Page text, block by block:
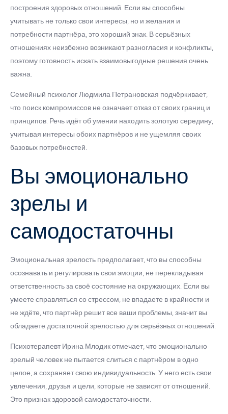
построения здоровых отношений. Если вы способны
учитывать не только свои интересы, но и желания и
потребности партнёра, это хороший знак. В серьёзных
отношениях неизбежно возникают разногласия и конфликты,
поэтому готовность искать взаимовыгодные решения очень
важна.
Семейный психолог Людмила Петрановская подчёркивает,
что поиск компромиссов не означает отказ от своих границ и
принципов. Речь идёт об умении находить золотую середину,
учитывая интересы обоих партнёров и не ущемляя своих
базовых потребностей.
Вы эмоционально
зрелы и
самодостаточны
Эмоциональная зрелость предполагает, что вы способны
осознавать и регулировать свои эмоции, не перекладывая
ответственность за своё состояние на окружающих. Если вы
умеете справляться со стрессом, не впадаете в крайности и
не ждёте, что партнёр решит все ваши проблемы, значит вы
обладаете достаточной зрелостью для серьёзных отношений.
Психотерапевт Ирина Млодик отмечает, что эмоционально
зрелый человек не пытается слиться с партнёром в одно
целое, а сохраняет свою индивидуальность. У него есть свои
увлечения, друзья и цели, которые не зависят от отношений.
Это признак здоровой самодостаточности.